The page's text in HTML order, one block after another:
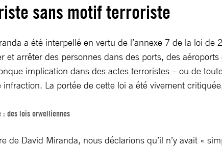
sans motif terroriste
a été interpellé en vertu de l’annexe 7 de la loi
arrêter des personnes dans des ports, des
implication dans des actes terroristes – ou de
La portée de cette loi a été vivement
: des lois orwelliennes
de David Miranda, nous déclarions qu’il n’y avait «